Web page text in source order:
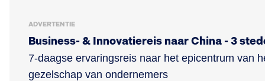
ADVERTENTIE
Business- & Innovatiereis naar China - 3
7-daagse ervaringsreis naar het epicentrum van
gezelschap van ondernemers